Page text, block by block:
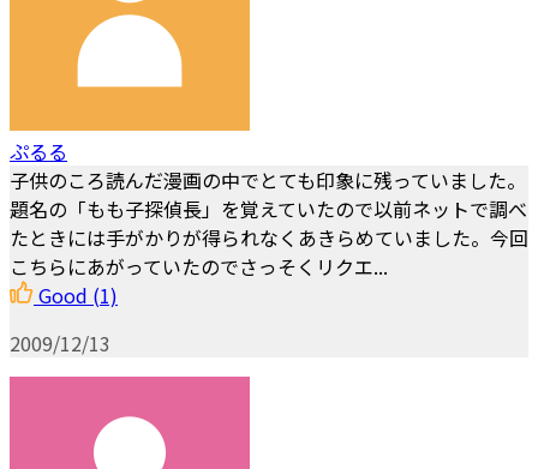
ぷるる
子供のころ読んだ漫画の中でとても印象に残っていました。
題名の「もも子探偵長」を覚えていたので以前ネットで調べ
たときには手がかりが得られなくあきらめていました。今回
こちらにあがっていたのでさっそくリクエ...
Good (1)
2009/12/13